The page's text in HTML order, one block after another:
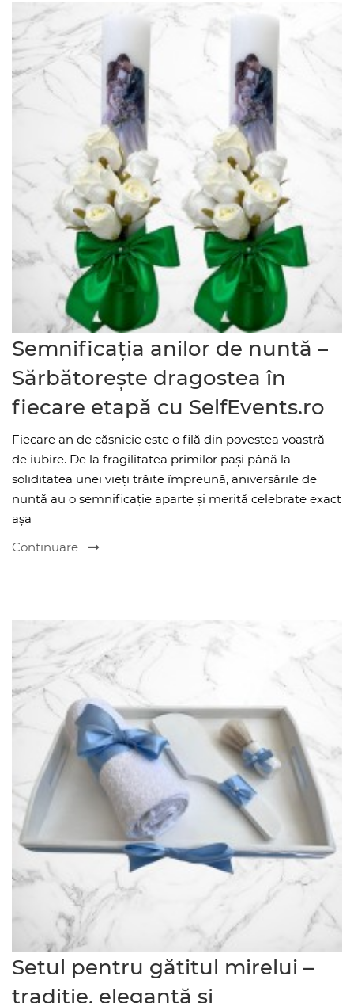
Semnificația anilor de nuntă –
Sărbătorește dragostea în
fiecare etapă cu SelfEvents.ro
Fiecare an de căsnicie este o filă din povestea voastră
de iubire. De la fragilitatea primilor pași până la
soliditatea unei vieți trăite împreună, aniversările de
nuntă au o semnificație aparte și merită celebrate exact
așa
Continuare
Setul pentru gătitul mirelui –
tradiție, eleganță și